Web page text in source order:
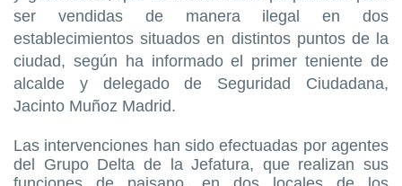
ser vendidas de manera ilegal en dos
establecimientos situados en distintos puntos de la
ciudad, según ha informado el primer teniente de
alcalde y delegado de Seguridad Ciudadana,
Jacinto Muñoz Madrid.
Las intervenciones han sido efectuadas por agentes
del Grupo Delta de la Jefatura, que realizan sus